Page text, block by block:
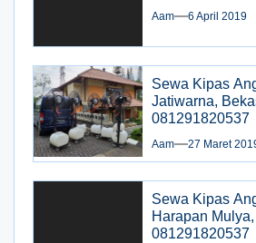
Aam 6 April 2019
Sewa Kipas
Jatiwarna,
081291820537
Aam 27 Maret
Sewa Kipas
Harapan
081291820537